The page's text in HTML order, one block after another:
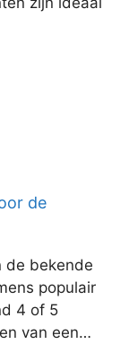
de
de bekende
populair
4 of 5
van een…